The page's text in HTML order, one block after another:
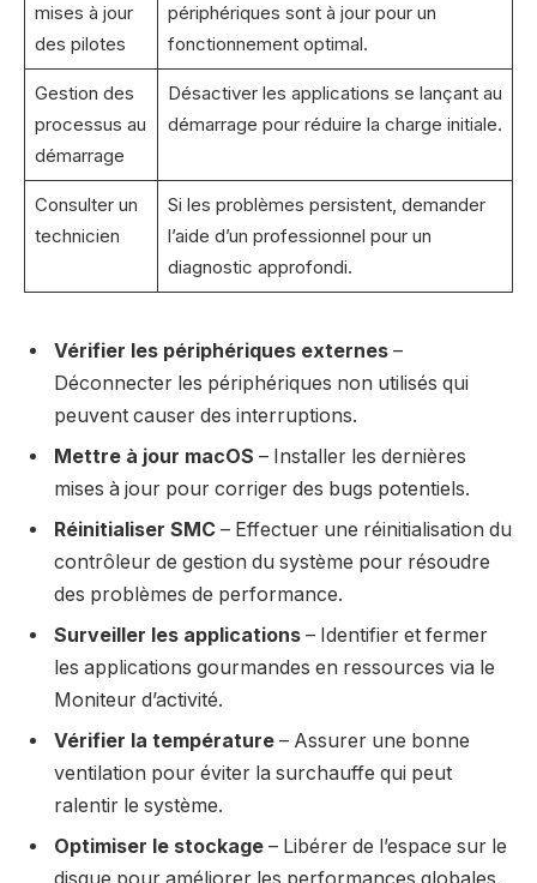
mises à jour
des pilotes
périphériques sont à jour pour un
fonctionnement optimal.
Gestion des
processus au
démarrage
Désactiver les applications se lançant au
démarrage pour réduire la charge initiale.
Consulter un
technicien
Si les problèmes persistent, demander
l’aide d’un professionnel pour un
diagnostic approfondi.
Vérifier les périphériques externes –
Déconnecter les périphériques non utilisés qui
peuvent causer des interruptions.
Mettre à jour macOS – Installer les dernières
mises à jour pour corriger des bugs potentiels.
Réinitialiser SMC – Effectuer une réinitialisation du
contrôleur de gestion du système pour résoudre
des problèmes de performance.
Surveiller les applications – Identifier et fermer
les applications gourmandes en ressources via le
Moniteur d’activité.
Vérifier la température – Assurer une bonne
ventilation pour éviter la surchauffe qui peut
ralentir le système.
Optimiser le stockage – Libérer de l’espace sur le